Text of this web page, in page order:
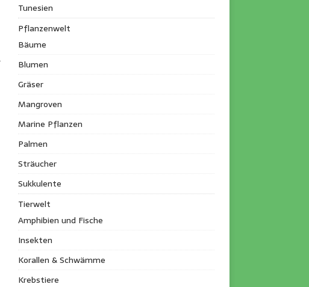
Tunesien
Pflanzenwelt
Bäume
Blumen
Gräser
Mangroven
Marine Pflanzen
Palmen
Sträucher
Sukkulente
Tierwelt
Amphibien und Fische
Insekten
Korallen & Schwämme
Krebstiere